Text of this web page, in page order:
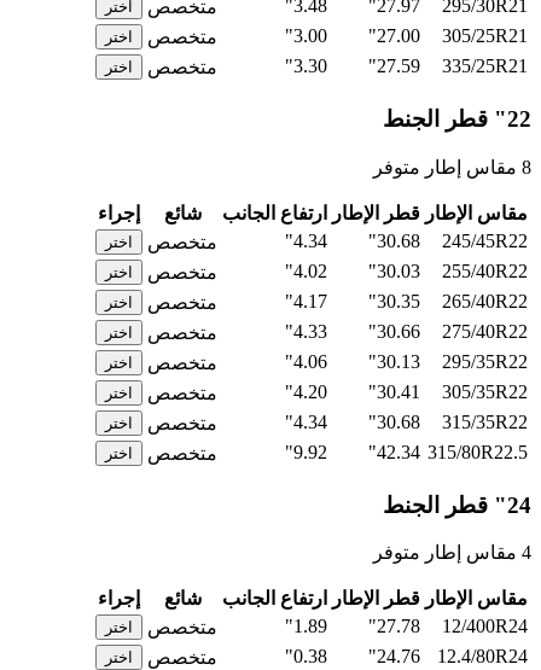
295/30R21
27.97"
3.48" متخصص اختر
305/25R21
27.00"
3.00" متخصص اختر
335/25R21
27.59"
3.30" متخصص اختر
22" قطر الجنط
8 مقاس إطار متوفر
مقاس الإطار قطر الإطار ارتفاع الجانب شائع
إجراء
245/45R22
30.68"
4.34" متخصص اختر
255/40R22
30.03"
4.02" متخصص اختر
265/40R22
30.35"
4.17" متخصص اختر
275/40R22
30.66"
4.33" متخصص اختر
295/35R22
30.13"
4.06" متخصص اختر
305/35R22
30.41"
4.20" متخصص اختر
315/35R22
30.68"
4.34" متخصص اختر
315/80R22.5
42.34"
9.92" متخصص اختر
24" قطر الجنط
4 مقاس إطار متوفر
مقاس الإطار قطر الإطار ارتفاع الجانب شائع
إجراء
12/400R24
27.78"
1.89" متخصص اختر
12.4/80R24
24.76"
0.38" متخصص اختر